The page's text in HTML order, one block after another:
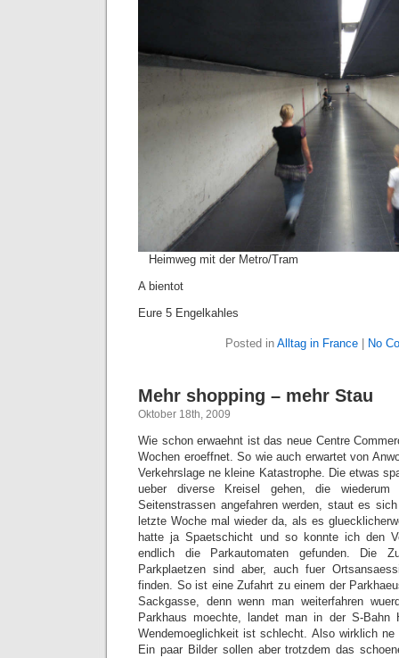
Heimweg mit der Metro/Tram
A bientot
Eure 5 Engelkahles
Posted in Alltag in France No
Mehr shopping – mehr Stau
Oktober 18th, 2009
Wie schon erwaehnt ist das neue Centre
Wochen eroeffnet. So wie auch erwartet von
Verkehrslage ne kleine Katastrophe. Die etwas
ueber diverse Kreisel gehen, die wiederum
Seitenstrassen angefahren werden, staut es
letzte Woche mal wieder da, als es
hatte ja Spaetschicht und so konnte ich den
endlich die Parkautomaten gefunden. Die
Parkplaetzen sind aber, auch fuer
finden. So ist eine Zufahrt zu einem der
Sackgasse, denn wenn man weiterfahren
Parkhaus moechte, landet man in der S-Bahn
Wendemoeglichkeit ist schlecht. Also wirklich
Ein paar Bilder sollen aber trotzdem das